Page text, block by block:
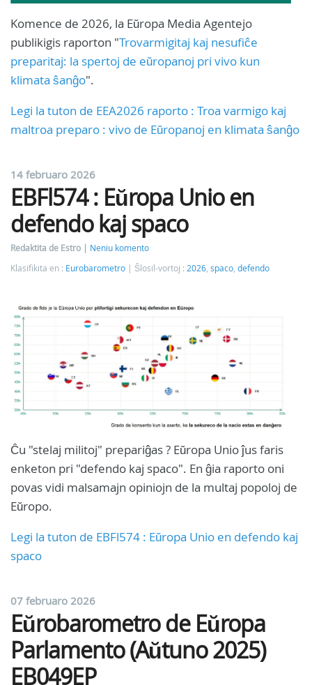
Komence de 2026, la Eŭropa Media Agentejo
publikigis raporton "Trovarmigitaj kaj nesufiĉe
preparitaj: la spertoj de eŭropanoj pri vivo kun
klimata ŝanĝo".
Legi la tuton de EEA2026 raporto : Troa varmigo kaj
maltroa preparo : vivo de Eŭropanoj en klimata ŝanĝo
14 februaro 2026
EBFl574 : Eŭropa Unio en
defendo kaj spaco
Redaktita de Estro
Neniu komento
Klasifikita en : Eurobarometro Ŝlosil-vortoj : 2026 spaco defendo
Ĉu "stelaj militoj" prepariĝas ? Eŭropa Unio ĵus faris
enketon pri "defendo kaj spaco". En ĝia raporto oni
povas vidi malsamajn opiniojn de la multaj popoloj de
Eŭropo.
Legi la tuton de EBFl574 : Eŭropa Unio en defendo kaj
spaco
07 februaro 2026
Eŭrobarometro de Eŭropa
Parlamento (Aŭtuno 2025)
EB049EP